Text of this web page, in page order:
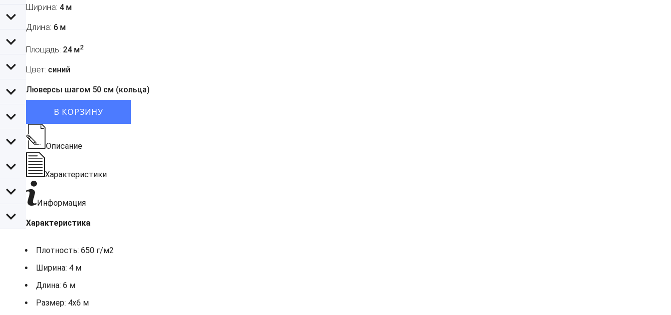
Ширина: 4 м
Длина: 6 м
Площадь: 24 м2
Цвет: синий
Люверсы шагом 50 см (кольца)
В КОРЗИНУ
Описание
Характеристики
Информация
Характеристика
Плотность: 650 г/м2
Ширина: 4 м
Длина: 6 м
Размер: 4х6 м